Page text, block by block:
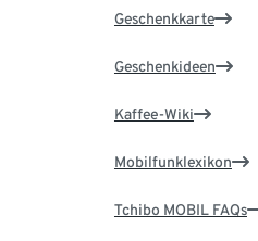
Geschenkkarte
Geschenkideen
Kaffee-Wiki
Mobilfunklexikon
Tchibo MOBIL FAQs